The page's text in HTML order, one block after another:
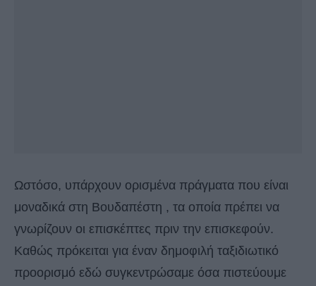
Ωστόσο, υπάρχουν ορισμένα πράγματα που είναι
μοναδικά στη Βουδαπέστη , τα οποία πρέπει να
γνωρίζουν οι επισκέπτες πριν την επισκεφούν.
Καθώς πρόκειται για έναν δημοφιλή ταξιδιωτικό
προορισμό εδώ συγκεντρώσαμε όσα πιστεύουμε